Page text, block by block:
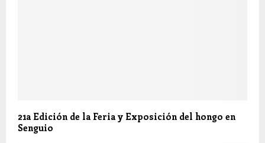
21a Edición de la Feria y Exposición del hongo en
Senguio